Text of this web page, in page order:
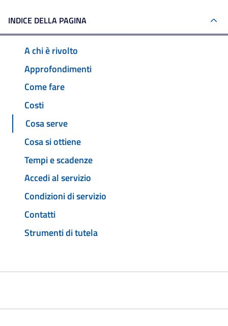
INDICE DELLA PAGINA
A chi è rivolto
Approfondimenti
Come fare
Costi
Cosa serve
Cosa si ottiene
Tempi e scadenze
Accedi al servizio
Condizioni di servizio
Contatti
Strumenti di tutela